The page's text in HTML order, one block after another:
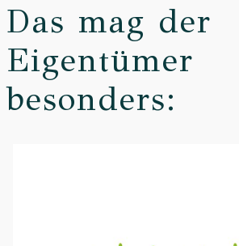
Das mag der
Eigentümer
besonders: